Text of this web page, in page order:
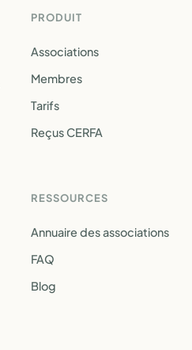
PRODUIT
Associations
Membres
Tarifs
Reçus CERFA
RESSOURCES
Annuaire des associations
FAQ
Blog